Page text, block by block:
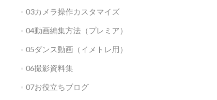
03カメラ操作カスタマイズ
04動画編集方法（プレミア）
05ダンス動画（イメトレ用）
06撮影資料集
07お役立ちブログ